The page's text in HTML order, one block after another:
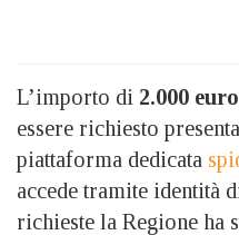
L’importo di 2.000 euro
essere richiesto
piattaforma dedicata
accede tramite identità
richieste la Regione ha